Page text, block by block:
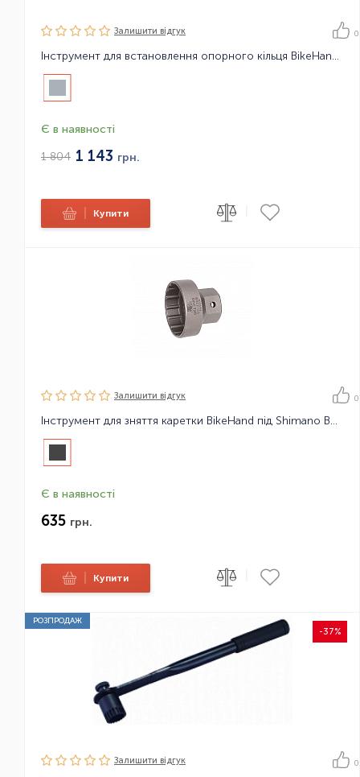
Залишити вiдгук 0
Інструмент для встановлення опорного кільця BikeHand 1,5-1 1/8 YC-1860-12
Є в наявності
1 804 1 143 грн.
Купити
Залишити вiдгук 0
Інструмент для зняття каретки BikeHand під Shimano BB9000 YC-32BB
Є в наявності
635 грн.
Купити
РОЗПРОДАЖ
-37%
Залишити вiдгук 0